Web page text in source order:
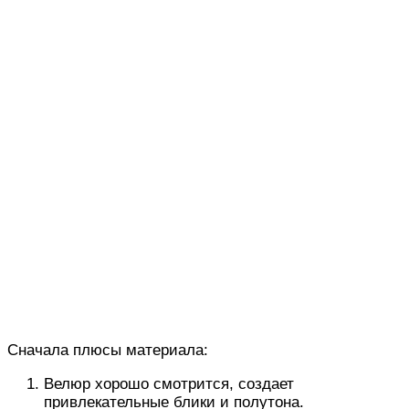
Сначала плюсы материала:
Велюр хорошо смотрится, создает
привлекательные блики и полутона.